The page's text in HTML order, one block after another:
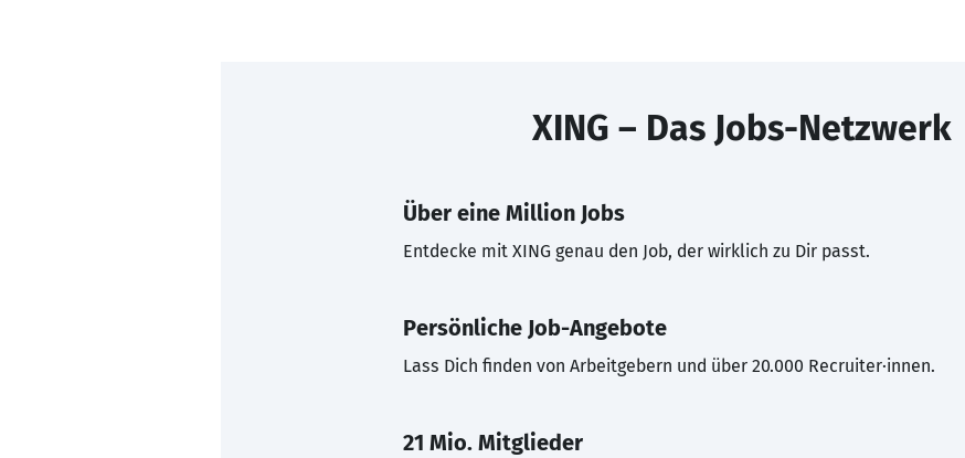
XING – Das Jobs-Netzwerk
Über eine Million Jobs
Entdecke mit XING genau den Job, der wirklich zu Dir passt.
Persönliche Job-Angebote
Lass Dich finden von Arbeitgebern und über 20.000 Recruiter·innen.
21 Mio. Mitglieder